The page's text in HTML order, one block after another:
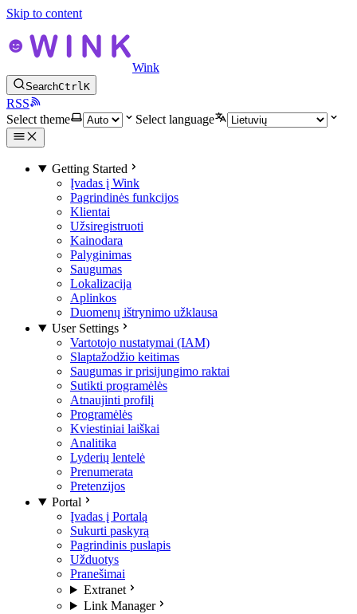
Skip to content
Wink
SearchCtrlK
RSS
Select theme
Select language
Getting Started
Įvadas į Wink
Pagrindinės funkcijos
Klientai
Užsiregistruoti
Kainodara
Palyginimas
Saugumas
Lokalizacija
Aplinkos
Duomenų ištrynimo užklausa
User Settings
Vartotojo nustatymai (IAM)
Slaptažodžio keitimas
Saugumas ir prisijungimo raktai
Sutikti programėlės
Atnaujinti profilį
Programėlės
Kviestiniai laiškai
Analitika
Lyderių lentelė
Prenumerata
Pretenzijos
Portal
Įvadas į Portalą
Sukurti paskyrą
Pagrindinis puslapis
Užduotys
Pranešimai
Extranet
Link Manager